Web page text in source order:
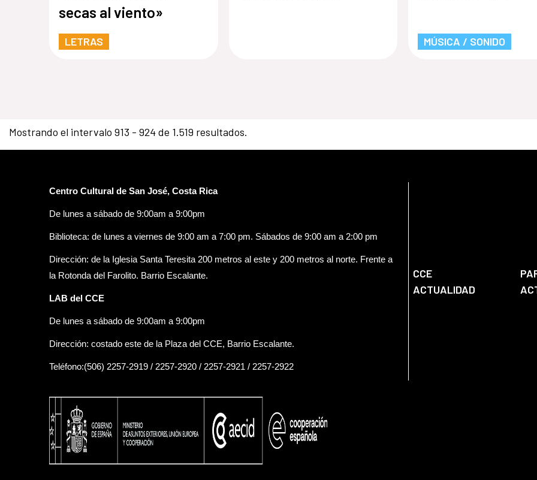
secas al viento»
LETRAS MÚSICA / SONIDO
Mostrando el intervalo 913 - 924 de 1.519 resultados.
Centro Cultural de San José, Costa Rica
De lunes a sábado de 9:00am a 9:00pm
Biblioteca: de lunes a viernes de 9:00 am a 7:00 pm. Sábados de 9:00 am a 2:00 pm
Dirección: de la Iglesia Santa Teresita 200 metros al este y 200 metros al norte. Frente a
la Rotonda del Farolito. Barrio Escalante.
LAB del CCE
De lunes a sábado de 9:00am a 9:00pm
Dirección: costado este de la Plaza del CCE, Barrio Escalante.
Teléfono:(506) 2257-2919 / 2257-2920 / 2257-2921 / 2257-2922
CCE
ACTUALIDAD